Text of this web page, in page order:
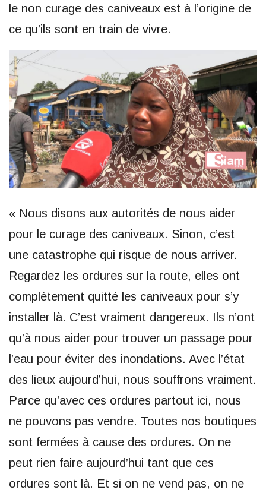
le non curage des caniveaux est à l’origine de
ce qu’ils sont en train de vivre.
« Nous disons aux autorités de nous aider
pour le curage des caniveaux. Sinon, c’est
une catastrophe qui risque de nous arriver.
Regardez les ordures sur la route, elles ont
complètement quitté les caniveaux pour s’y
installer là. C’est vraiment dangereux. Ils n’ont
qu’à nous aider pour trouver un passage pour
l’eau pour éviter des inondations. Avec l’état
des lieux aujourd’hui, nous souffrons vraiment.
Parce qu’avec ces ordures partout ici, nous
ne pouvons pas vendre. Toutes nos boutiques
sont fermées à cause des ordures. On ne
peut rien faire aujourd’hui tant que ces
ordures sont là. Et si on ne vend pas, on ne